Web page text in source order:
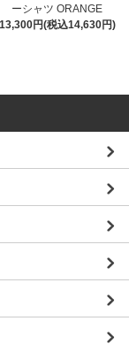
ーシャツ ORANGE
13,300円(税込14,630円)